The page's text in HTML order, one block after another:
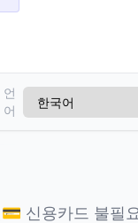
언
어
💳 신용카드 불필